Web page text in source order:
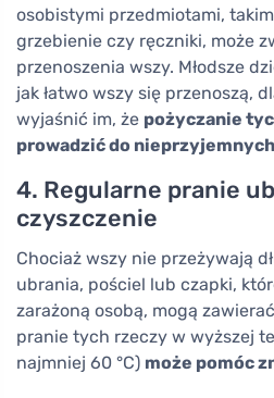
osobistymi przedmiotami,
grzebienie czy ręczniki, może
przenoszenia wszy. Młodsze
jak łatwo wszy się przenoszą,
wyjaśnić im, że pożyczanie
prowadzić do
4. Regularne pranie
czyszczenie
Chociaż wszy nie przeżywają
ubrania, pościel lub czapki,
zarażoną osobą, mogą
pranie tych rzeczy w wyższej
najmniej 60 °C) może pomóc